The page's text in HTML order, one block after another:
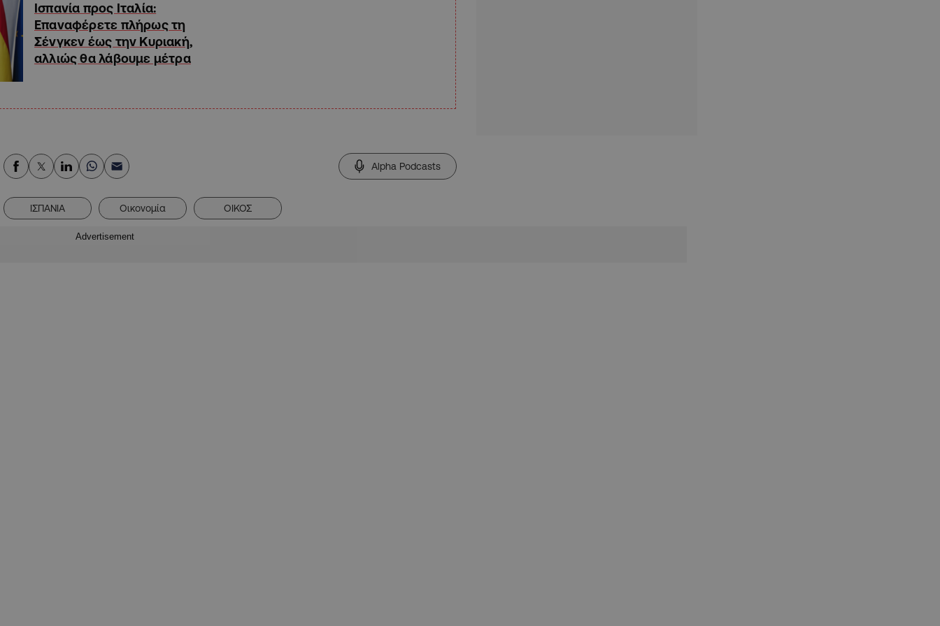
Ισπανία προς Ιταλία:
Επαναφέρετε πλήρως τη
Σένγκεν έως την Κυριακή,
αλλιώς θα λάβουμε μέτρα
Alpha Podcasts
ΙΣΠΑΝΙΑ Οικονομία ΟΙΚΟΣ
Advertisement